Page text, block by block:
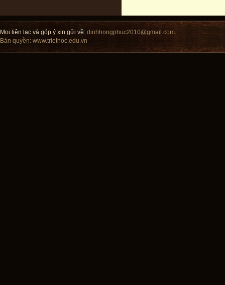
Mọi liên lạc và góp ý xin gửi về: dinhhongphuc2010@gmail.com.
Bản quyền: www.triethoc.edu.vn